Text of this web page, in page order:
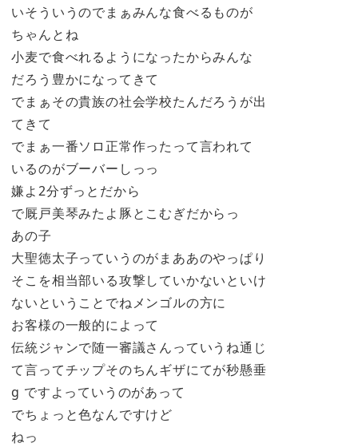
いそういうのでまぁみんな食べるものが
ちゃんとね
小麦で食べれるようになったからみんな
だろう豊かになってきて
でまぁその貴族の社会学校たんだろうが出
てきて
でまぁ一番ソロ正常作ったって言われて
いるのがブーバーしっっ
嫌よ2分ずっとだから
で厩戸美琴みたよ豚とこむぎだからっ
あの子
大聖徳太子っていうのがまああのやっぱり
そこを相当部いる攻撃していかないといけ
ないということでねメンゴルの方に
お客様の一般的によって
伝統ジャンで随一審議さんっていうね通じ
て言ってチップそのちんギザにてが秒懸垂
g ですよっていうのがあって
でちょっと色なんですけど
ねっ